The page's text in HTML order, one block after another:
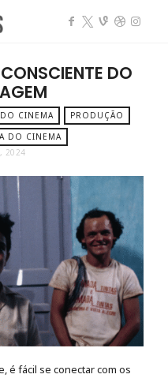
Márcio
Soares
DO
CINEMA
PRODUÇÃO
DO CINEMA
2024
é fácil se conectar com os